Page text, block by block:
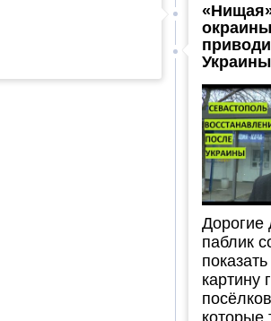
Дорогие
паблик
картину